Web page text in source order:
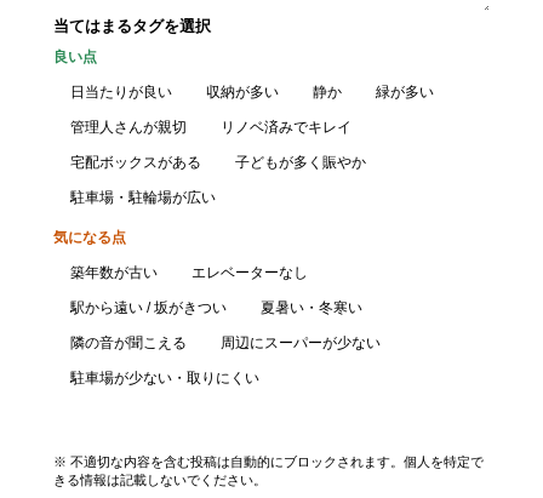
当てはまるタグを選択
良い点
日当たりが良い 収納が多い 静か 緑が多い
管理人さんが親切 リノベ済みでキレイ
宅配ボックスがある 子どもが多く賑やか
駐車場・駐輪場が広い
気になる点
築年数が古い エレベーターなし
駅から遠い / 坂がきつい 夏暑い・冬寒い
隣の音が聞こえる 周辺にスーパーが少ない
駐車場が少ない・取りにくい
※ 不適切な内容を含む投稿は自動的にブロックされます。個人を特定で
きる情報は記載しないでください。